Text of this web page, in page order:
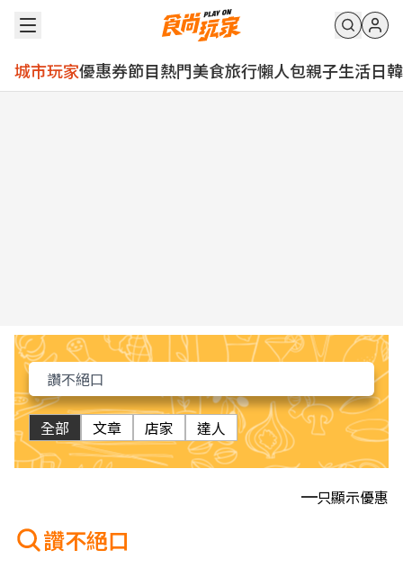
城市玩家優惠券節目熱門美食旅行懶人包親子生活日韓
全部 文章 店家 達人
只顯示優惠
讚不絕口